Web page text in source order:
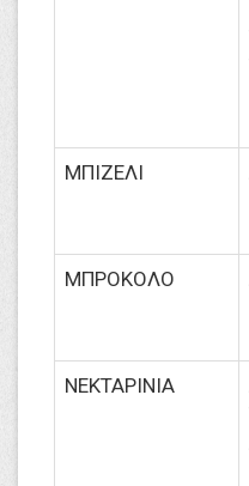
ΜΠΙΖΕΛΙ
ΜΠΡΟΚΟΛΟ
ΝΕΚΤΑΡΙΝΙΑ